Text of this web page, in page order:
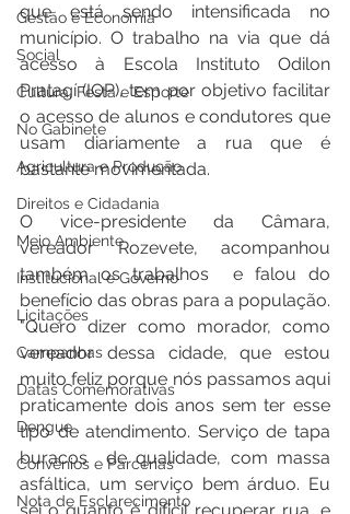
Gestão e Economia
Social
Cultura, Festa e Esporte
No Gabinete
Agricultura e Produção
Direitos e Cidadania
Meio Ambiente
Institucional e Governo
Licitações
Campanhas
Datas Comemorativas
Dengue
Convênios e Parcerias
Nota de Esclarecimento
que está sendo intensificada no
município. O trabalho na via que dá
acesso à Escola Instituto Odilon
Pratagí (IOP), tem por objetivo facilitar
o acesso de alunos e condutores que
usam diariamente a rua que é
bastante movimentada.
O vice-presidente da Câmara,
vereador Rozevete, acompanhou
também os trabalhos  e falou do
benefício das obras para a população.
"Quero dizer como morador, como
vereador dessa cidade, que estou
muito feliz porque nós passamos aqui
praticamente dois anos sem ter esse
tipo de atendimento. Serviço de tapa
buracos  de qualidade, com massa
asfáltica, um serviço bem árduo. Eu